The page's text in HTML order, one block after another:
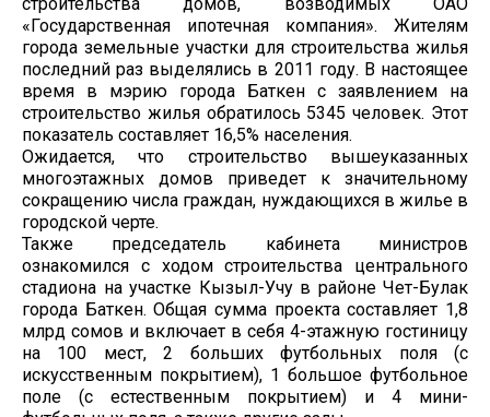
«Государственная ипотечная компания». Жителям
города земельные участки для строительства жилья
последний раз выделялись в 2011 году. В настоящее
время в мэрию города Баткен с заявлением на
строительство жилья обратилось 5345 человек. Этот
показатель составляет 16,5% населения.
Ожидается, что строительство вышеуказанных
многоэтажных домов приведет к значительному
сокращению числа граждан, нуждающихся в жилье в
городской черте.
Также председатель кабинета министров
ознакомился с ходом строительства центрального
стадиона на участке Кызыл-Учу в районе Чет-Булак
города Баткен. Общая сумма проекта составляет 1,8
млрд сомов и включает в себя 4-этажную гостиницу
на 100 мест, 2 больших футбольных поля (с
искусственным покрытием), 1 большое футбольное
поле (с естественным покрытием) и 4 мини-